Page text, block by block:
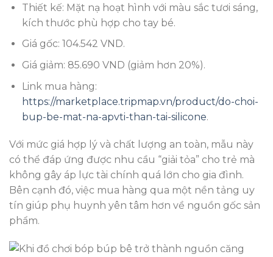
Thiết kế: Mặt nạ hoạt hình với màu sắc tươi sáng,
kích thước phù hợp cho tay bé.
Giá gốc: 104.542 VND.
Giá giảm: 85.690 VND (giảm hơn 20%).
Link mua hàng:
https://marketplace.tripmap.vn/product/do-choi-
bup-be-mat-na-apvti-than-tai-silicone.
Với mức giá hợp lý và chất lượng an toàn, mẫu này
có thể đáp ứng được nhu cầu “giải tỏa” cho trẻ mà
không gây áp lực tài chính quá lớn cho gia đình.
Bên cạnh đó, việc mua hàng qua một nền tảng uy
tín giúp phụ huynh yên tâm hơn về nguồn gốc sản
phẩm.